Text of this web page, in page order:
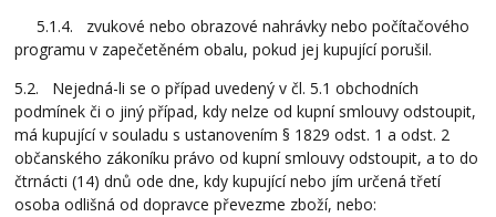
5.1.4. zvukové nebo obrazové nahrávky nebo počítačového
programu v zapečetěném obalu, pokud jej kupující porušil.
5.2. Nejedná-li se o případ uvedený v čl. 5.1 obchodních
podmínek či o jiný případ, kdy nelze od kupní smlouvy odstoupit,
má kupující v souladu s ustanovením § 1829 odst. 1 a odst. 2
občanského zákoníku právo od kupní smlouvy odstoupit, a to do
čtrnácti (14) dnů ode dne, kdy kupující nebo jím určená třetí
osoba odlišná od dopravce převezme zboží, nebo: